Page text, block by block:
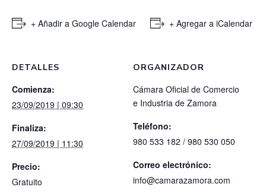
+ Añadir a Google Calendar + Agregar a iCalendar
DETALLES
Comienza:
23/09/2019 | 09:30
Finaliza:
27/09/2019 | 11:30
Precio:
Gratuito
ORGANIZADOR
Cámara Oficial de Comercio
e Industria de Zamora
Teléfono:
980 533 182 / 980 530 050
Correo electrónico:
info@camarazamora.com